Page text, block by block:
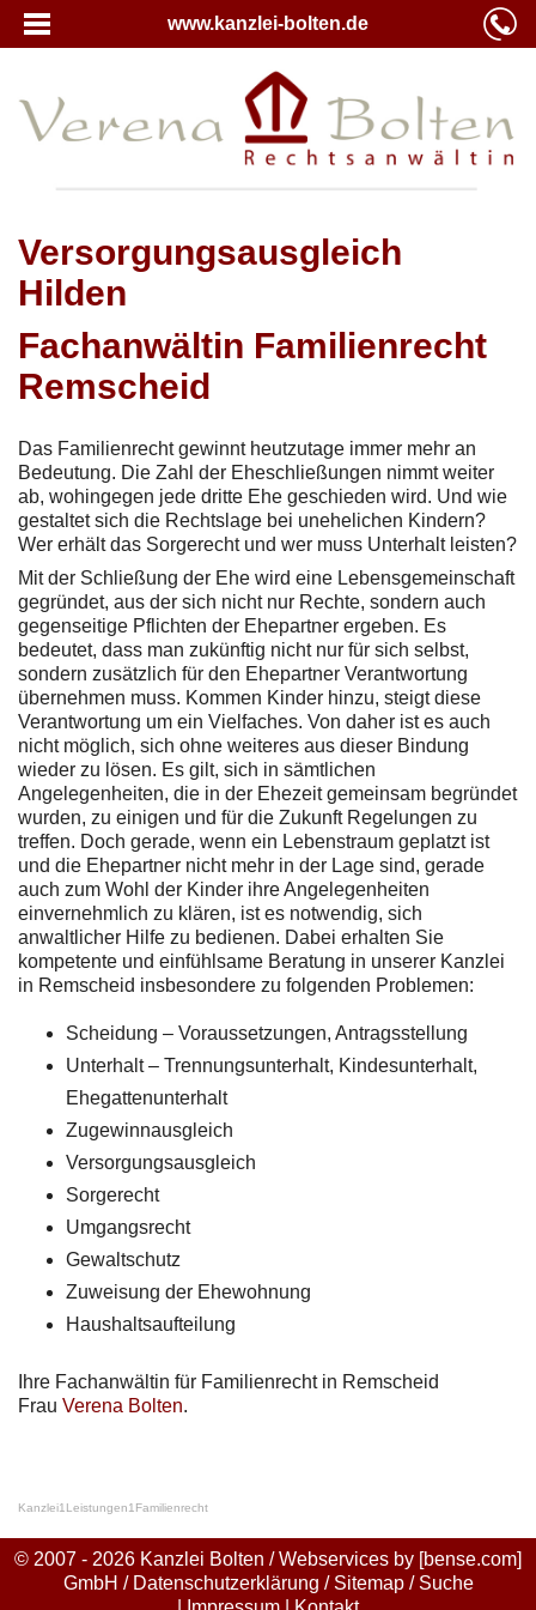
www.kanzlei-bolten.de
Versorgungsausgleich
Hilden
Fachanwältin Familienrecht
Remscheid
Das Familienrecht gewinnt heutzutage immer mehr an
Bedeutung. Die Zahl der Eheschließungen nimmt weiter
ab, wohingegen jede dritte Ehe geschieden wird. Und wie
gestaltet sich die Rechtslage bei unehelichen Kindern?
Wer erhält das Sorgerecht und wer muss Unterhalt leisten?
Mit der Schließung der Ehe wird eine Lebensgemeinschaft
gegründet, aus der sich nicht nur Rechte, sondern auch
gegenseitige Pflichten der Ehepartner ergeben. Es
bedeutet, dass man zukünftig nicht nur für sich selbst,
sondern zusätzlich für den Ehepartner Verantwortung
übernehmen muss. Kommen Kinder hinzu, steigt diese
Verantwortung um ein Vielfaches. Von daher ist es auch
nicht möglich, sich ohne weiteres aus dieser Bindung
wieder zu lösen. Es gilt, sich in sämtlichen
Angelegenheiten, die in der Ehezeit gemeinsam begründet
wurden, zu einigen und für die Zukunft Regelungen zu
treffen. Doch gerade, wenn ein Lebenstraum geplatzt ist
und die Ehepartner nicht mehr in der Lage sind, gerade
auch zum Wohl der Kinder ihre Angelegenheiten
einvernehmlich zu klären, ist es notwendig, sich
anwaltlicher Hilfe zu bedienen. Dabei erhalten Sie
kompetente und einfühlsame Beratung in unserer Kanzlei
in Remscheid insbesondere zu folgenden Problemen:
Scheidung – Voraussetzungen, Antragsstellung
Unterhalt – Trennungsunterhalt, Kindesunterhalt,
Ehegattenunterhalt
Zugewinnausgleich
Versorgungsausgleich
Sorgerecht
Umgangsrecht
Gewaltschutz
Zuweisung der Ehewohnung
Haushaltsaufteilung
Ihre Fachanwältin für Familienrecht in Remscheid
Frau Verena Bolten.
Kanzlei1 Leistungen1 Familienrecht
© 2007 - 2026 Kanzlei Bolten / Webservices by [bense.com]
GmbH / Datenschutzerklärung / Sitemap/ Suche